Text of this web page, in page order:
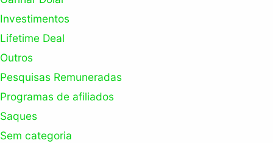
Investimentos
Lifetime Deal
Outros
Pesquisas Remuneradas
Programas de afiliados
Saques
Sem categoria